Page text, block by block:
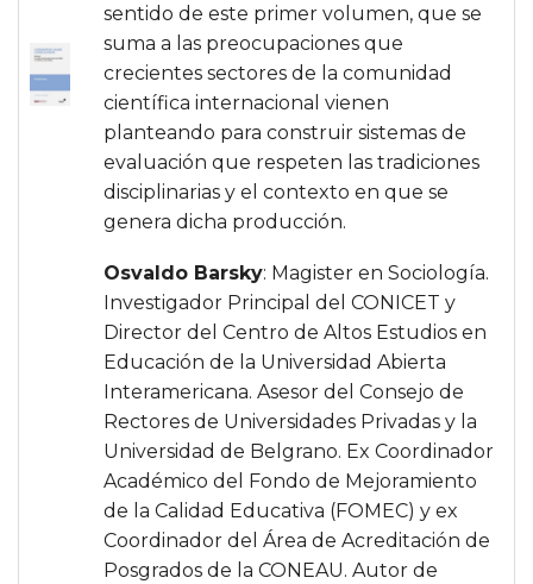
sentido de este primer volumen, que se
suma a las preocupaciones que
crecientes sectores de la comunidad
científica internacional vienen
planteando para construir sistemas de
evaluación que respeten las tradiciones
disciplinarias y el contexto en que se
genera dicha producción.
Osvaldo Barsky: Magister en Sociología.
Investigador Principal del CONICET y
Director del Centro de Altos Estudios en
Educación de la Universidad Abierta
Interamericana. Asesor del Consejo de
Rectores de Universidades Privadas y la
Universidad de Belgrano. Ex Coordinador
Académico del Fondo de Mejoramiento
de la Calidad Educativa (FOMEC) y ex
Coordinador del Área de Acreditación de
Posgrados de la CONEAU. Autor de